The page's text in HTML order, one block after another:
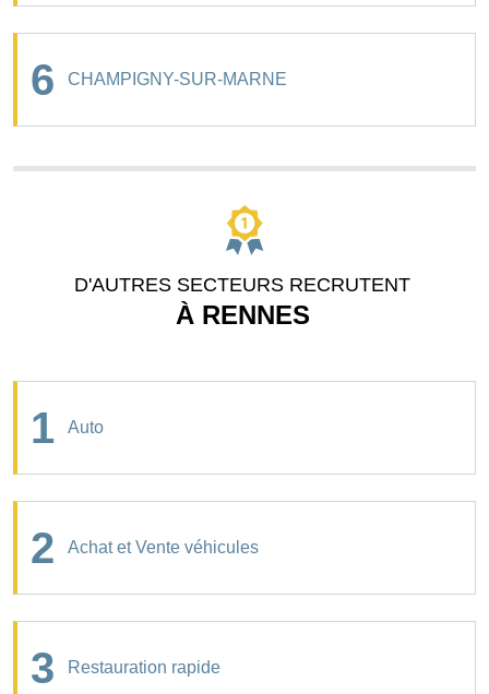
6 CHAMPIGNY-SUR-MARNE
D'AUTRES SECTEURS RECRUTENT
À RENNES
1 Auto
2 Achat et Vente véhicules
3 Restauration rapide